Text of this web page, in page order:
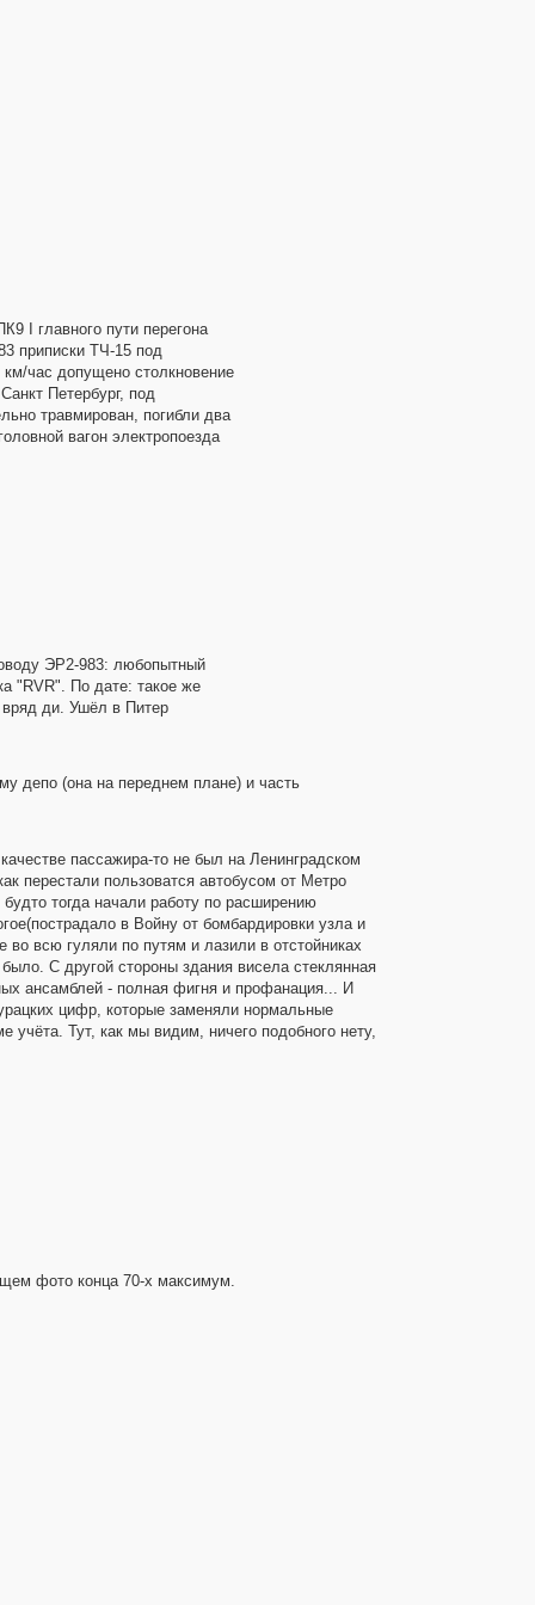
I главного пути перегона
приписки ТЧ-15 под
час допущено столкновение
Петербург, под
травмирован, погибли два
вагон электропоезда
ЭР2-983: любопытный
"RVR". По дате: такое же
вряд ди. Ушёл в Питер
депо (она на переднем плане) и часть
пассажира-то не был на Ленинградском
перестали пользоватся автобусом от Метро
тогда начали работу по расширению
в Войну от бомбардировки узла и
всю гуляли по путям и лазили в отстойниках
С другой стороны здания висела стеклянная
ансамблей - полная фигня и профанация... И
цифр, которые заменяли нормальные
учёта. Тут, как мы видим, ничего подобного нету,
фото конца 70-х максимум.